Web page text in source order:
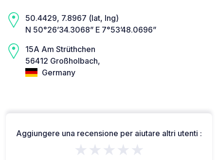
50.4429, 7.8967 (lat, lng)
N 50°26’34.3068” E 7°53’48.0696”
15A Am Strüthchen
56412 Großholbach,
Germany
Aggiungere una recensione per aiutare altri utenti :
★★★★★